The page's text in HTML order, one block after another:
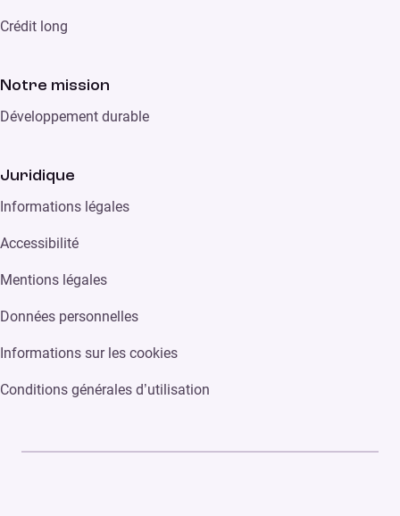
Crédit long
Notre mission
Développement durable
Juridique
Informations légales
Accessibilité
Mentions légales
Données personnelles
Informations sur les cookies
Conditions générales d’utilisation